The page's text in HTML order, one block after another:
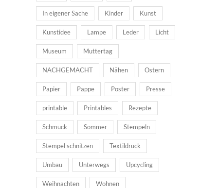
In eigener Sache Kinder Kunst
Kunstidee Lampe Leder Licht
Museum Muttertag
NACHGEMACHT Nähen Ostern
Papier Pappe Poster Presse
printable Printables Rezepte
Schmuck Sommer Stempeln
Stempel schnitzen Textildruck
Umbau Unterwegs Upcycling
Weihnachten Wohnen